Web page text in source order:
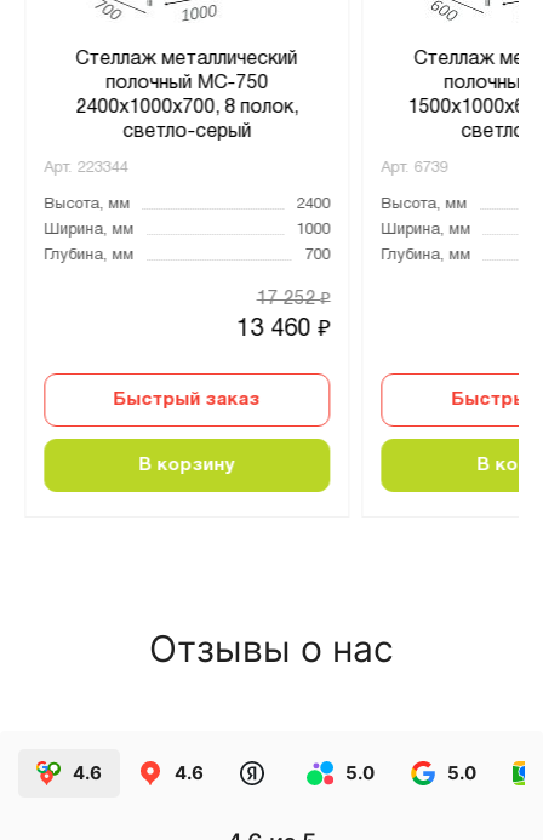
Стеллаж металлический
полочный МС-750
2400х1000х700, 8 полок,
светло-серый
Арт. 223344
Высота, мм
2400
Ширина, мм
1000
Глубина, мм
700
13 460₽
17 252₽
Быстрый заказ
В корзину
Стеллаж
полочный
светло-
Арт. 6739
Высота, мм
Ширина, мм
Глубина, мм
Быстрый
В
Отзывы о нас
4.6 4.6 5.0 5.0